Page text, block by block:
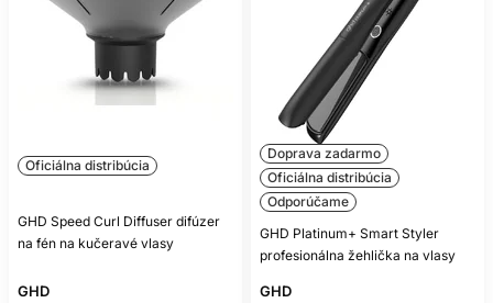
Oficiálna distribúcia
GHD Speed Curl Diffuser difúzer
na fén na kučeravé vlasy
GHD
Doprava zadarmo
Oficiálna distribúcia
Odporúčame
GHD Platinum+ Smart Styler
profesionálna žehlička na vlasy
GHD